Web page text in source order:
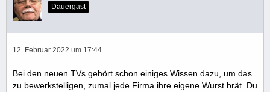
Dauergast
12. Februar 2022 um 17:44
Bei den neuen TVs gehört schon einiges Wissen dazu, um das
zu bewerkstelligen, zumal jede Firma ihre eigene Wurst brät. Du